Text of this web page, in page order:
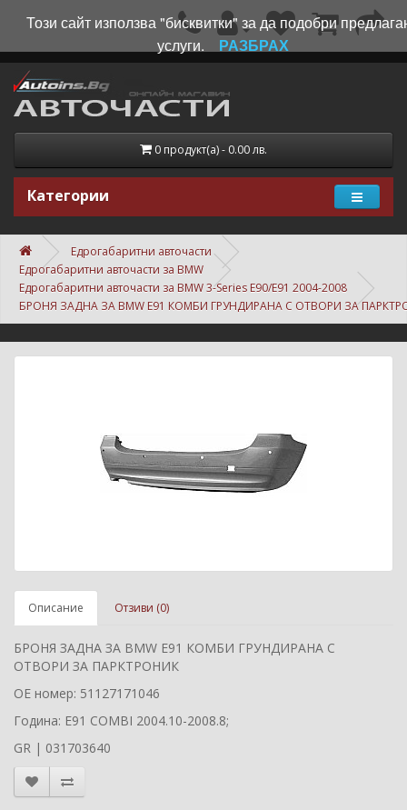
0 продукт(а) - 0.00 лв.
Категории
Едрогабаритни авточасти
Едрогабаритни авточасти за BMW
Едрогабаритни авточасти за BMW 3-Series E90/E91 2004-2008
БРОНЯ ЗАДНА ЗА BMW E91 КОМБИ ГРУНДИРАНА С ОТВОРИ ЗА
Описание Отзиви (0)
БРОНЯ ЗАДНА ЗА BMW E91 КОМБИ ГРУНДИРАНА С
ОТВОРИ ЗА ПАРКТРОНИК
ОЕ номер: 51127171046
Година: E91 COMBI 2004.10-2008.8;
GR | 031703640
Този сайт използва "бисквитки" за да подобри
услуги.
РАЗБРАХ